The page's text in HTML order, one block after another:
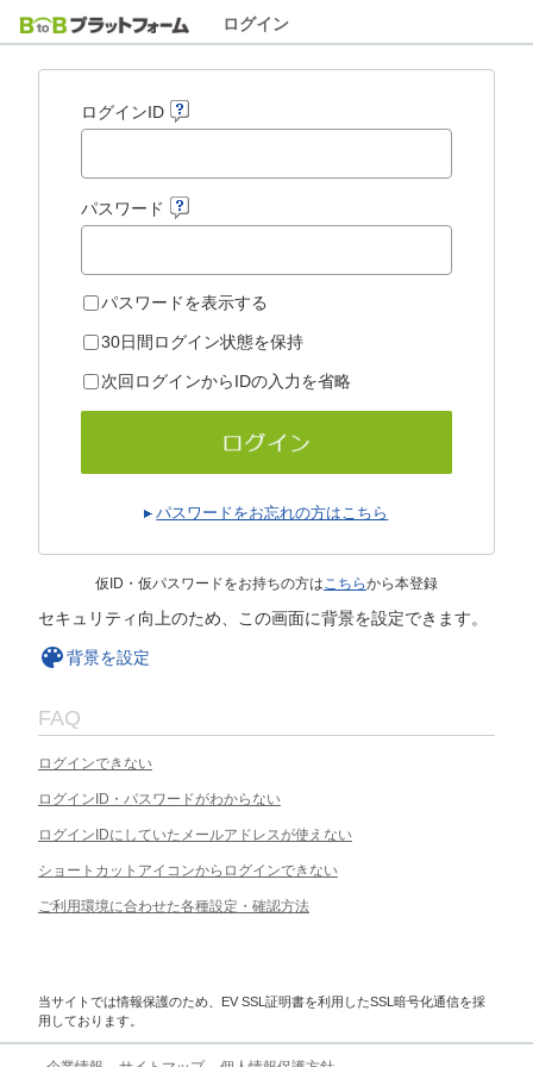
ログイン
ログインID
パスワード
パスワードを表示する
30日間ログイン状態を保持
次回ログインからIDの入力を省略
パスワードをお忘れの方はこちら
仮ID・仮パスワードをお持ちの方はこちらから本登録
セキュリティ向上のため、この画面に背景を設定できます。
背景を設定
FAQ
ログインできない
ログインID・パスワードがわからない
ログインIDにしていたメールアドレスが使えない
ショートカットアイコンからログインできない
ご利用環境に合わせた各種設定・確認方法
当サイトでは情報保護のため、EV SSL証明書を利用したSSL暗号化通信を採
用しております。